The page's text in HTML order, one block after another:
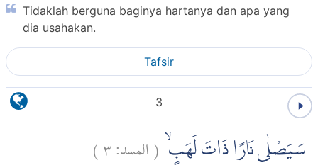
Tidaklah berguna baginya hartanya dan apa yang
dia usahakan.
Tafsir
3
سَيَصْلٰى نَارًا ذَاتَ لَهَبٍۙ (المسد:٣)